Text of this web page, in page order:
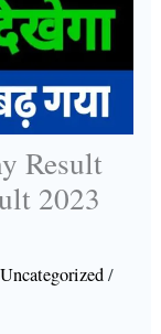
Result
2023
Uncategorized/